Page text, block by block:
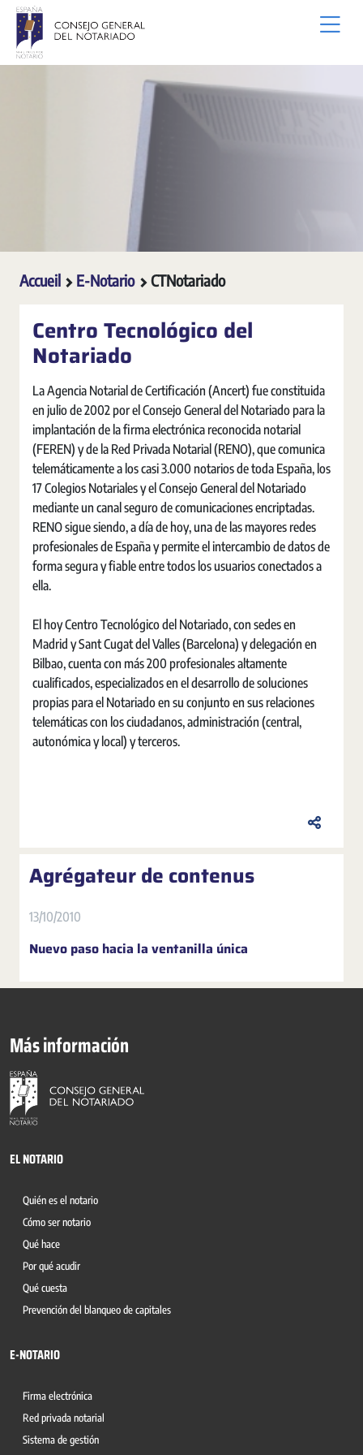
Saut au contenu principal
Accueil E-Notario CTNotariado
Centro Tecnológico del
Notariado
La Agencia Notarial de Certificación (Ancert) fue constituida
en julio de 2002 por el Consejo General del Notariado para la
implantación de la firma electrónica reconocida notarial
(FEREN) y de la Red Privada Notarial (RENO), que comunica
telemáticamente a los casi 3.000 notarios de toda España, los
17 Colegios Notariales y el Consejo General del Notariado
mediante un canal seguro de comunicaciones encriptadas.
RENO sigue siendo, a día de hoy, una de las mayores redes
profesionales de España y permite el intercambio de datos de
forma segura y fiable entre todos los usuarios conectados a
ella.
El hoy Centro Tecnológico del Notariado, con sedes en
Madrid y Sant Cugat del Valles (Barcelona) y delegación en
Bilbao, cuenta con más 200 profesionales altamente
cualificados, especializados en el desarrollo de soluciones
propias para el Notariado en su conjunto en sus relaciones
telemáticas con los ciudadanos, administración (central,
autonómica y local) y terceros.
Agrégateur de contenus
13/10/2010
Nuevo paso hacia la ventanilla única
Más información
EL NOTARIO
Quién es el notario
Cómo ser notario
Qué hace
Por qué acudir
Qué cuesta
Prevención del blanqueo de capitales
E-NOTARIO
Firma electrónica
Red privada notarial
Sistema de gestión